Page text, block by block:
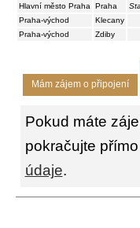
Hlavní město Praha
Praha
Praha-východ
Klecany
Praha-východ
Zdiby
Mám zájem o připojení
Pokud máte
pokračujte
údaje.